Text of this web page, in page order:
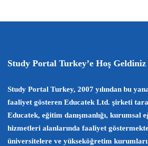
Study Portal Turkey’e Hoş Geldiniz
Study Portal Turkey, 2007 yılından bu
faaliyet gösteren Educatek Ltd. şirketi
Educatek, eğitim danışmanlığı, kurumsal
hizmetleri alanlarında faaliyet
üniversitelere ve yükseköğretim